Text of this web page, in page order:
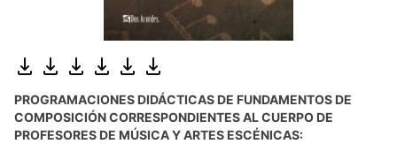
PROGRAMACIONES DIDÁCTICAS DE FUNDAMENTOS DE
COMPOSICIÓN CORRESPONDIENTES AL CUERPO DE
PROFESORES DE MÚSICA Y ARTES ESCÉNICAS: